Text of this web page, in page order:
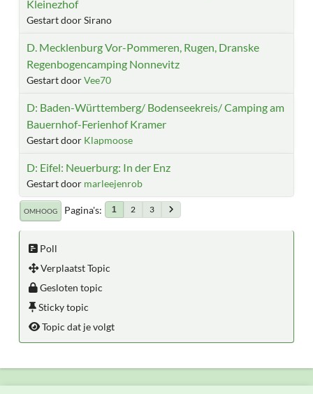
Kleinezhof
Gestart door Sirano
D. Mecklenburg Vor-Pommeren, Rugen, Dranske
Regenbogencamping Nonnevitz
Gestart doorVee70
D: Baden-Württemberg/ Bodenseekreis/ Camping am
Bauernhof-Ferienhof Kramer
Gestart door Klapmoose
D: Eifel: Neuerburg: In der Enz
Gestart door marleejenrob
OMHOOG Pagina's 1 2 3
Poll
Verplaatst Topic
Gesloten topic
Sticky topic
Topic dat je volgt